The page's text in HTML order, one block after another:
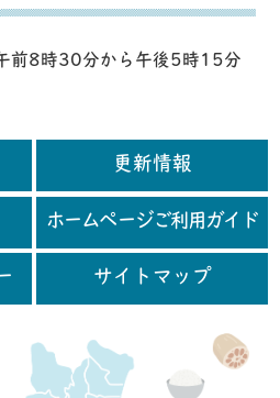
前8時30分から午後5時15分
更新情報
ホームページご利用ガイド
サイトマップ